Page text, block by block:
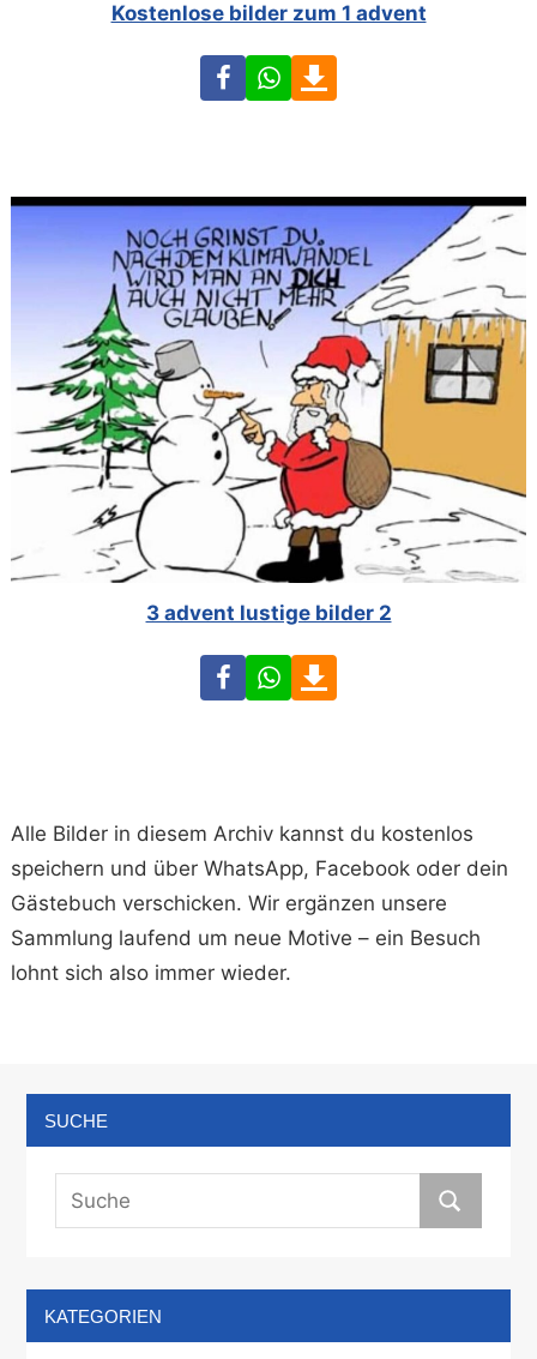
Kostenlose bilder zum 1 advent
FacebookWhatsApp
3 advent lustige bilder 2
FacebookWhatsApp
Alle Bilder in diesem Archiv kannst du kostenlos
speichern und über WhatsApp, Facebook oder dein
Gästebuch verschicken. Wir ergänzen unsere
Sammlung laufend um neue Motive – ein Besuch
lohnt sich also immer wieder.
SUCHE
KATEGORIEN